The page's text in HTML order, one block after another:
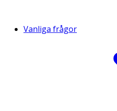
Vanliga frågor